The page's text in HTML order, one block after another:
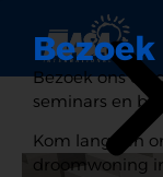
Bezoek ons op
seminars en
Kom langs en
droomwoning